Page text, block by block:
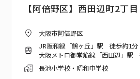
【阿倍野区】西田辺町2丁
大阪市阿倍野区
JR阪和線「鶴ヶ丘」駅 徒歩約1分
大阪メトロ御堂筋線「西田辺」駅
長池小学校・昭和中学校